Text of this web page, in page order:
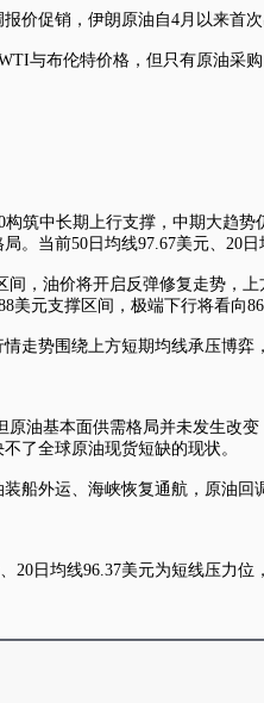
价促销，伊朗原油自4月以来首
与布伦特价格，但只有原油采
筑中长期上行支撑，中期大趋
。当前50日均线97.67美元、20
间，油价将开启反弹修复走势，
美元支撑区间，极端下行将看向
走势围绕上方短期均线承压博
原油基本面供需格局并未发生改
了全球原油现货短缺的现状。
船外运、海峡恢复通航，原油
20日均线96.37美元为短线压力